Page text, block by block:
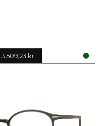
3 509,23 kr